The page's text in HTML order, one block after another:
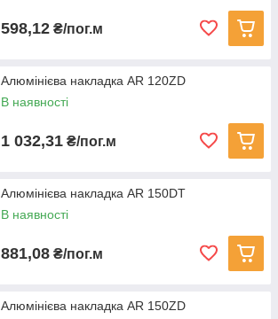
598,12 ₴/пог.м
Алюмінієва накладка AR 120ZD
В наявності
1 032,31 ₴/пог.м
Алюмінієва накладка AR 150DT
В наявності
881,08 ₴/пог.м
Алюмінієва накладка AR 150ZD